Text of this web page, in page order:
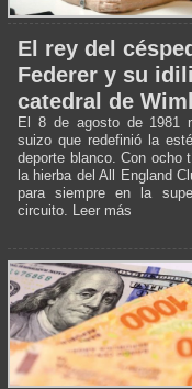
El rey del
Federer y su
catedral de
El 8 de agosto de 1981
suizo que redefinió la
deporte blanco. Con ocho
la hierba del All England
para siempre en la
circuito. Leer más